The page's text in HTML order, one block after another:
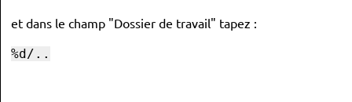
et dans le champ "Dossier de travail" tapez :
%d/..